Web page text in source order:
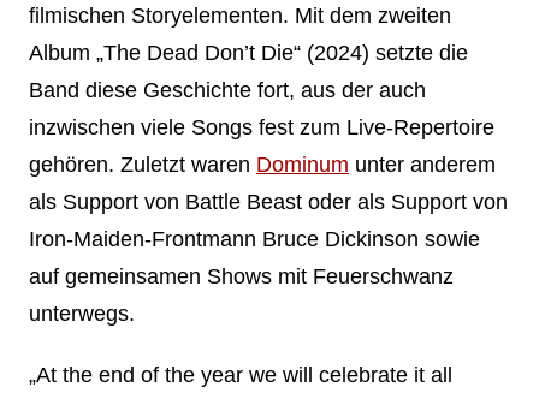
filmischen Storyelementen. Mit dem zweiten
Album „The Dead Don’t Die“ (2024) setzte die
Band diese Geschichte fort, aus der auch
inzwischen viele Songs fest zum Live-Repertoire
gehören. Zuletzt waren Dominum unter anderem
als Support von Battle Beast oder als Support von
Iron-Maiden-Frontmann Bruce Dickinson sowie
auf gemeinsamen Shows mit Feuerschwanz
unterwegs.
„At the end of the year we will celebrate it all